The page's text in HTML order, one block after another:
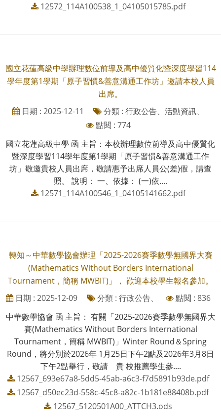
12572_114A100538_1_04105015785.pdf
國立花蓮高級中學辦理數位前導及高中優質化暨深度學習114
學年度第1學期「原子習慣&善意溝通工作坊」邀請本校人員
出席。
日期 : 2025-12-11
分類 : 行政公告、活動資訊、
點閱 : 774
國立花蓮高級中學 函 主旨：本校辦理數位前導及高中優質化
暨深度學習114學年度第1學期「原子習慣&善意溝通工作
坊」敬邀貴校人員出席，敬請惠予出席人員公(差)假，請查
照。 說明： 一、依據： (一)依....
12571_114A100546_1_04105141662.pdf
轉知～中華數學協會辦理「2025-2026賽季數學無國界大賽
(Mathematics Without Borders International
Tournament，簡稱 MWBIT)」， 歡迎本校學生報名參加。
日期 : 2025-12-09
分類 : 行政公告、
點閱 : 836
中華數學協會 函 主旨： 有關「2025-2026賽季數學無國界大
賽(Mathematics Without Borders International
Tournament，簡稱 MWBIT)」Winter Round＆Spring
Round，將分別於2026年 1月25日下午2點及2026年3月8日
下午2點舉行，敬請 貴 校推薦學生參....
12567_693e67a8-5dd5-45ab-a6c3-f7d5891b93de.pdf
12567_d50ec23d-558c-45c8-a82c-1b181e88408b.pdf
12567_5120501A00_ATTCH3.ods